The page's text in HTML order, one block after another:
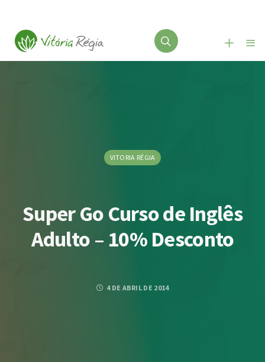
VITORIA RÉGIA
Super Go Curso de Inglês
Adulto – 10% Desconto
4 DE ABRIL DE 2014